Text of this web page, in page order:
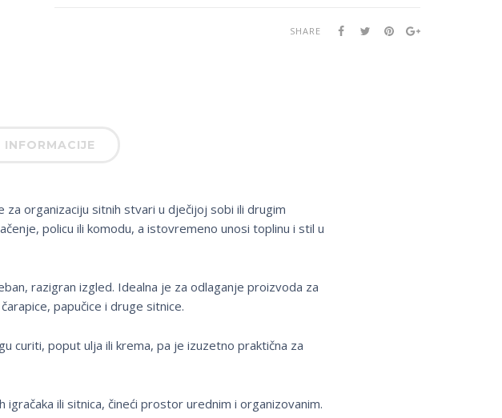
SHARE
za organizaciju sitnih stvari u dječijoj sobi ili drugim
policu ili komodu, a istovremeno unosi toplinu i stil u
razigran izgled. Idealna je za odlaganje proizvoda za
papučice i druge sitnice.
curiti, poput ulja ili krema, pa je izuzetno praktična za
ili sitnica, čineći prostor urednim i organizovanim.